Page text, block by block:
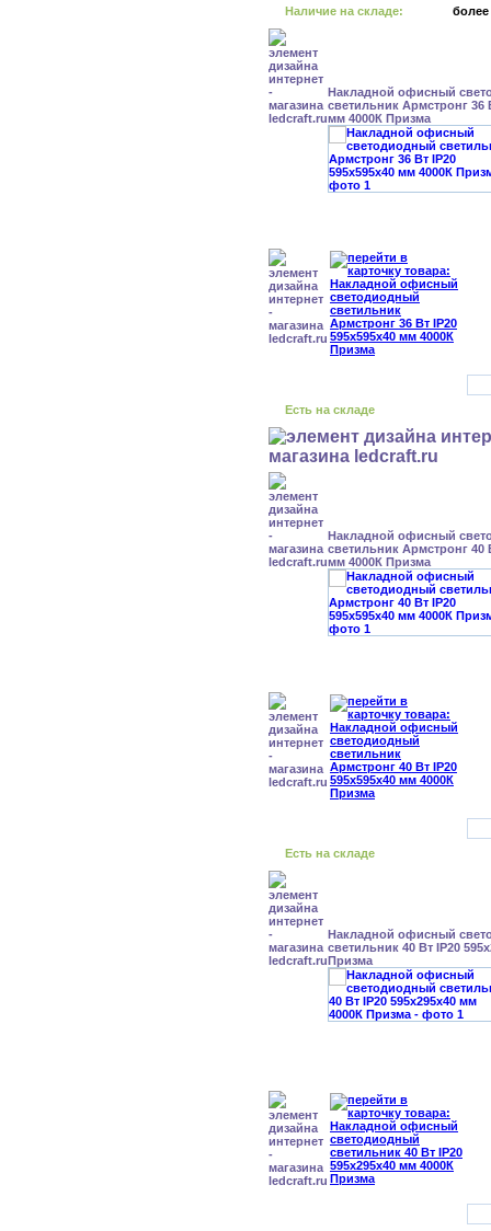
Наличие на складе: более
Накладной офисный
светильник Армстронг 36
мм 4000К Призма
Есть на складе
Накладной офисный
светильник Армстронг 40
мм 4000К Призма
Есть на складе
Накладной офисный
светильник 40 Вт IP20
Призма